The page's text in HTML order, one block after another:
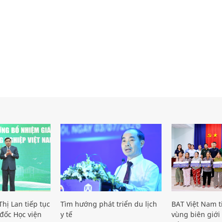
Lan tiếp tục
Học viện
Tìm hướng phát triển du lịch
y tế
BAT Việt Nam
vùng biên